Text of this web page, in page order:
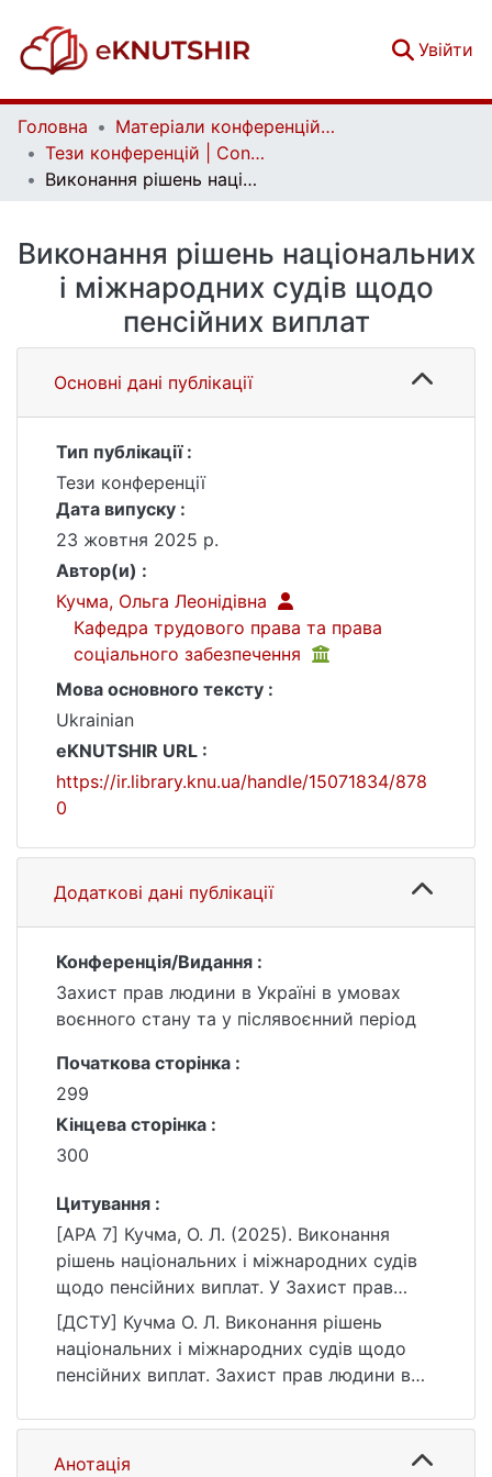
Увійти
Головна
Матеріали конференцій | Conference materials
Тези конференцій | Conference papers
Виконання рішень національних і міжнародних судів щодо пенсійних виплат
Виконання рішень національних
і міжнародних судів щодо
пенсійних виплат
Основні дані публікації
Тип публікації :
Тези конференції
Дата випуску :
23 жовтня 2025 р.
Автор(и) :
Кучма, Ольга Леонідівна
Кафедра трудового права та права
соціального забезпечення
Мова основного тексту :
Ukrainian
eKNUTSHIR URL :
https://ir.library.knu.ua/handle/15071834/878
0
Додаткові дані публікації
Конференція/Видання :
Захист прав людини в Україні в умовах
воєнного стану та у післявоєнний період
Початкова сторінка :
299
Кінцева сторінка :
300
Цитування :
[APA 7] Кучма, О. Л. (2025). Виконання
рішень національних і міжнародних судів
щодо пенсійних виплат. У Захист прав
людини в Україні в умовах воєнного стану
та у післявоєнний період (с. 299–300).
https://ir.library.knu.ua/handle/15071834/878
[ДСТУ] Кучма О. Л. Виконання рішень
національних і міжнародних судів щодо
пенсійних виплат. Захист прав людини в
післявоєнний період : матеріали конф. Київ
: Хмельницький університет управління та
Анотація